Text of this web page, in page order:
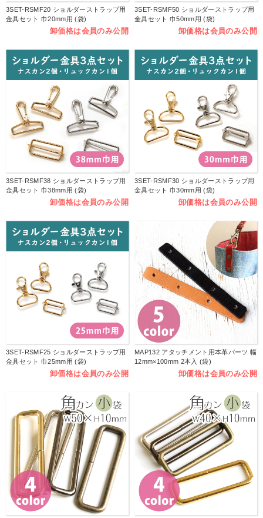
3SET-RSMF20 ショルダーストラップ用
金具セット 巾20mm用 (袋)
卸価格は会員のみ公開
3SET-RSMF50 ショルダーストラップ用
金具セット 巾50mm用 (袋)
卸価格は会員のみ公開
3SET-RSMF38 ショルダーストラップ用
金具セット 巾38mm用 (袋)
卸価格は会員のみ公開
3SET-RSMF30 ショルダーストラップ用
金具セット 巾30mm用 (袋)
卸価格は会員のみ公開
3SET-RSMF25 ショルダーストラップ用
金具セット 巾25mm用 (袋)
卸価格は会員のみ公開
MAP132 アタッチメント用本革パーツ 幅
12mm×100mm 2本入 (袋)
卸価格は会員のみ公開